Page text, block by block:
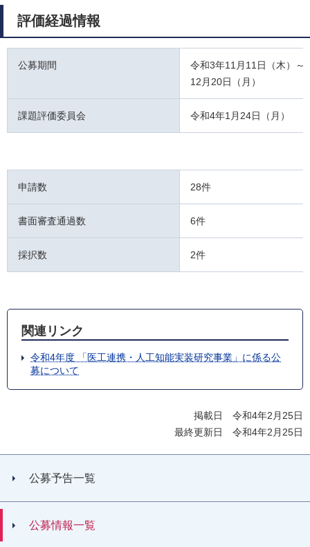
評価経過情報
公募期間
令和3年11月11日（木）～
12月20日（月）
課題評価委員会 令和4年1月24日（月）
申請数 28件
書面審査通過数 6件
採択数 2件
関連リンク
令和4年度 「医工連携・人工知能実装研究事業」に係る公
募について
掲載日 令和4年2月25日
最終更新日 令和4年2月25日
公募予告一覧
公募情報一覧